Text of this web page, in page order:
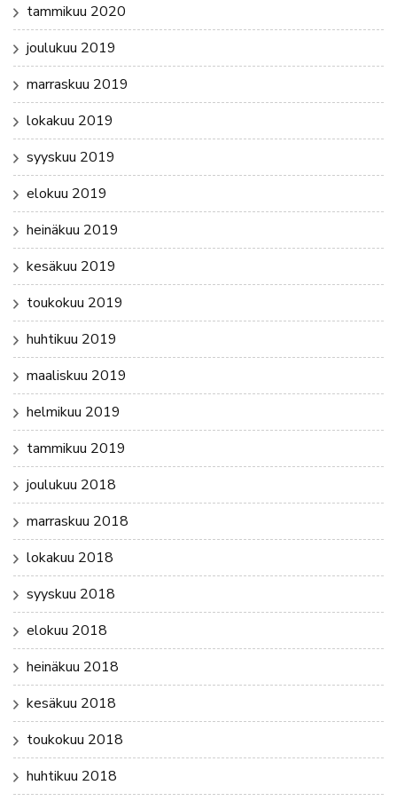
tammikuu 2020
joulukuu 2019
marraskuu 2019
lokakuu 2019
syyskuu 2019
elokuu 2019
heinäkuu 2019
kesäkuu 2019
toukokuu 2019
huhtikuu 2019
maaliskuu 2019
helmikuu 2019
tammikuu 2019
joulukuu 2018
marraskuu 2018
lokakuu 2018
syyskuu 2018
elokuu 2018
heinäkuu 2018
kesäkuu 2018
toukokuu 2018
huhtikuu 2018